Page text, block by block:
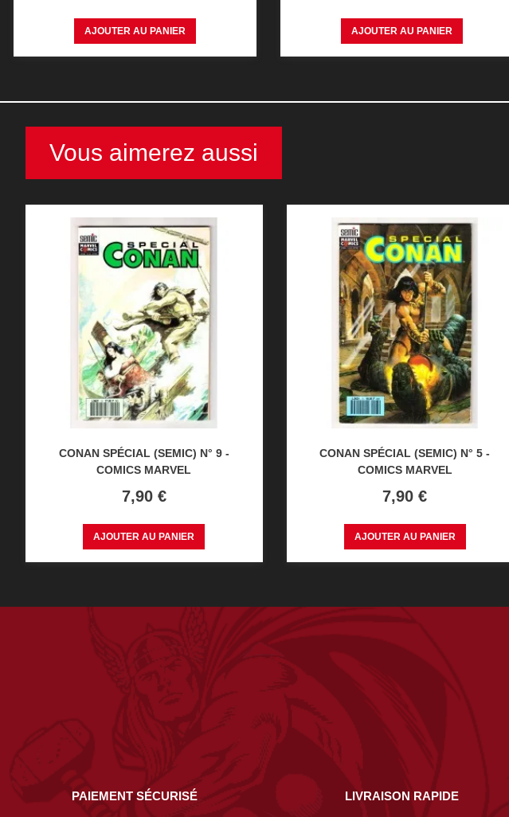
AJOUTER AU PANIER AJOUTER AU PANIER
Vous aimerez aussi
CONAN SPÉCIAL (SEMIC) N° 9 -
COMICS MARVEL
Prix
7,90 €
AJOUTER AU PANIER
CONAN SPÉCIAL (SEMIC) N° 5 -
COMICS MARVEL
Prix
7,90 €
AJOUTER AU PANIER
PAIEMENT SÉCURISÉ LIVRAISON RAPIDE